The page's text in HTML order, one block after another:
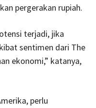
pergerakan rupiah.
terjadi, jika
sentimen dari The
ekonomi,” katanya,
perlu